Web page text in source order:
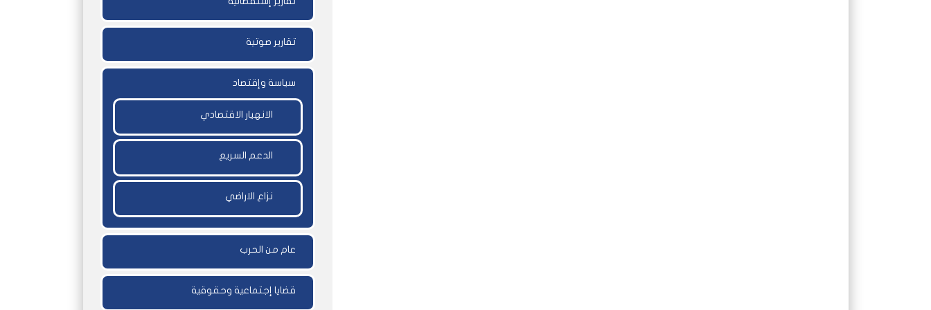
تقارير صوتية
سياسة وإقتصاد
الانهيار الاقتصادي
الدعم السريع
نزاع الاراضي
عام من الحرب
قضايا إجتماعية وحقوقية